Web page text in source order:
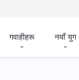
गवाहीहरू नयाँ युग